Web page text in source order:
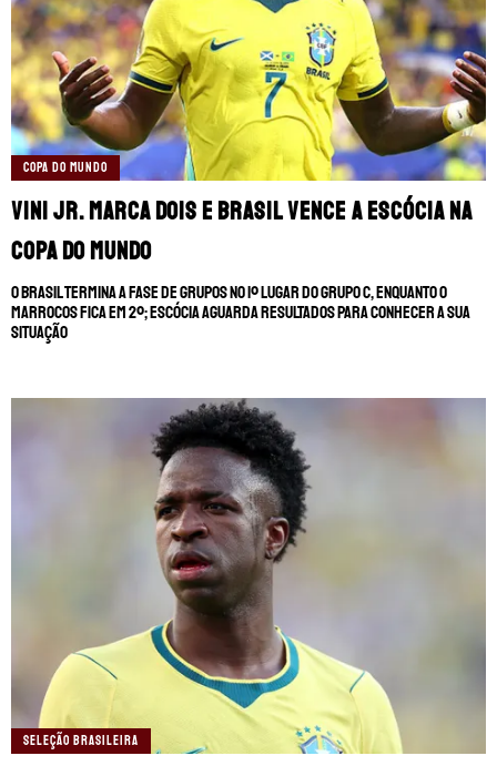
COPA DO MUNDO
Vini Jr. marca dois e Brasil vence a Escócia na
Copa do Mundo
O Brasil termina a fase de grupos no 1º lugar do Grupo C, enquanto o
Marrocos fica em 2º; Escócia aguarda resultados para conhecer a sua
situação
SELEÇÃO BRASILEIRA